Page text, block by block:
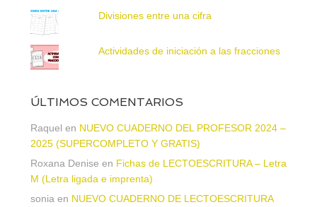
Divisiones entre una cifra
Actividades de iniciación a las fracciones
ÚLTIMOS COMENTARIOS
Raquel en NUEVO CUADERNO DEL PROFESOR 2024 –
2025 (SUPERCOMPLETO Y GRATIS)
Roxana Denise en Fichas de LECTOESCRITURA – Letra
M (Letra ligada e imprenta)
sonia en NUEVO CUADERNO DE LECTOESCRITURA